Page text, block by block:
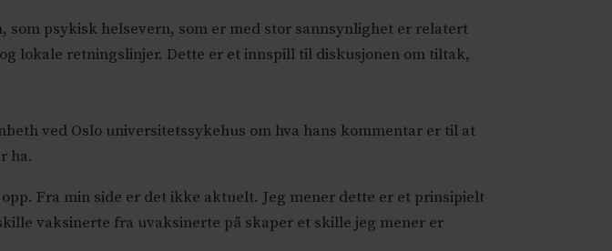
som psykisk helsevern, som er med stor sannsynlighet er relatert
lokale retningslinjer. Dette er et innspill til diskusjonen om tiltak,
ved Oslo universitetssykehus om hva hans kommentar er til at
ha.
Fra min side er det ikke aktuelt. Jeg mener dette er et prinsipielt
vaksinerte fra uvaksinerte på skaper et skille jeg mener er